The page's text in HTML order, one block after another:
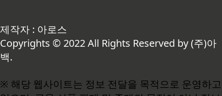
제작자 : 아로스
Copyrights © 2022 All Rights Reserved by (주)아
백.
※ 해당 웹사이트는 정보 전달을 목적으로 운영하고